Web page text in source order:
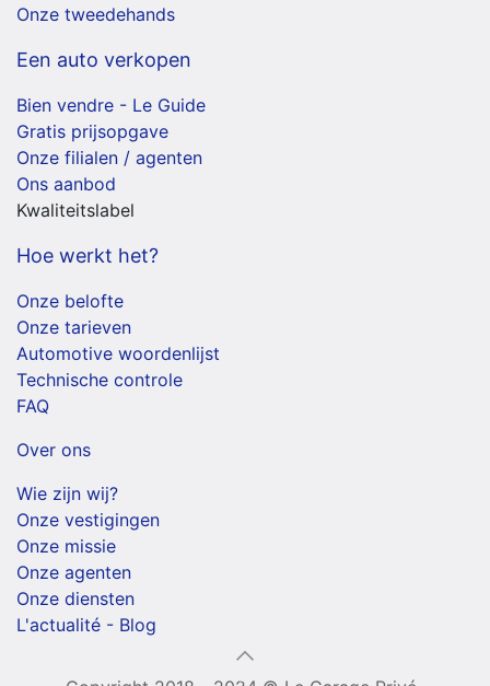
Onze tweedehands
Een auto verkopen
Bien vendre - Le Guide
Gratis prijsopgave
Onze filialen / agenten
Ons aanbod
Kwaliteitslabel
Hoe werkt het?
Onze belofte
Onze tarieven
Automotive woordenlijst
Technische controle
FAQ
Over ons
Wie zijn wij?
Onze vestigingen
Onze missie
Onze agenten
Onze diensten
L'actualité - Blog